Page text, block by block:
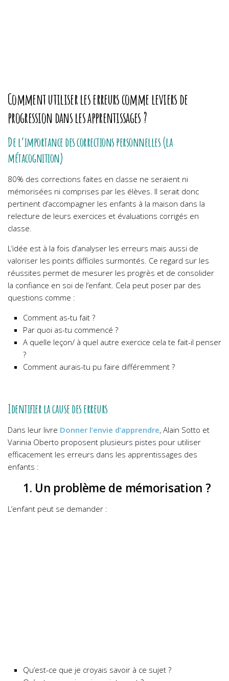
Comment utiliser les erreurs comme leviers de
progression dans les apprentissages ?
De l’importance des corrections personnelles (la
métacognition)
80% des corrections faites en classe ne seraient ni
mémorisées ni comprises par les élèves. Il serait donc
pertinent d’accompagner les enfants à la maison dans la
relecture de leurs exercices et évaluations corrigés en
classe.
L’idée est à la fois d’analyser les erreurs mais aussi de
valoriser les points difficiles surmontés. Ce regard sur les
réussites permet de mesurer les progrès et de consolider
la confiance en soi de l’enfant. Cela peut poser par des
questions comme :
Comment as-tu fait ?
Par quoi as-tu commencé ?
A quelle leçon/ à quel autre exercice cela te fait-il penser
?
Comment aurais-tu pu faire différemment ?
Identifier la cause des erreurs
Dans leur livre Donner l’envie d’apprendre, Alain Sotto et
Varinia Oberto proposent plusieurs pistes pour utiliser
efficacement les erreurs dans les apprentissages des
enfants :
1. Un problème de mémorisation ?
L’enfant peut se demander :
Qu’est-ce que je croyais savoir à ce sujet ?